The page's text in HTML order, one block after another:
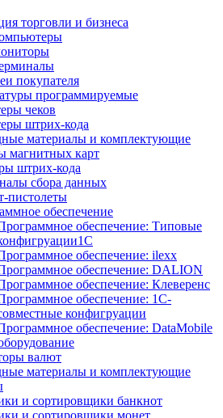
торговли и бизнеса
покупателя
программируемые
чеков
штрих-кода
материалы и комплектующие
магнитных карт
штрих-кода
сбора данных
пистолеты
обеспечение
обеспечение: Типовые
обеспечение: ilexx
обеспечение: DALION
обеспечение: Клеверенс
обеспечение: 1С-
конфигруации
обеспечение: DataMobile
валют
материалы и комплектующие
и сортировщики банкнот
и сортировщики монет